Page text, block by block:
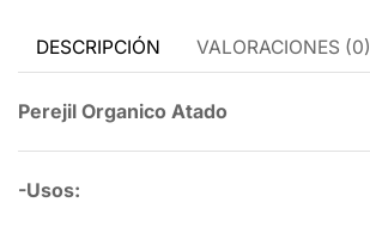
DESCRIPCIÓN VALORACIONES (0)
Perejil Organico Atado
-Usos: